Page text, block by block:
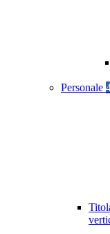
Personale